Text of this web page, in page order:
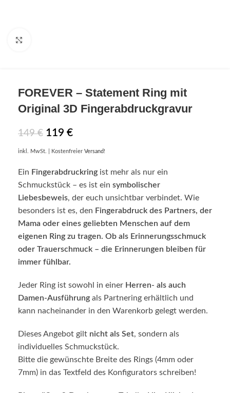
FOREVER – Statement Ring mit
Original 3D Fingerabdruckgravur
149€ 119 €
inkl. MwSt. | Kostenfreier Versand!
Ein Fingerabdruckring ist mehr als nur ein
Schmuckstück – es ist ein symbolischer
Liebesbeweis, der euch unsichtbar verbindet. Wie
besonders ist es, den Fingerabdruck des Partners, der
Mama oder eines geliebten Menschen auf dem
eigenen Ring zu tragen. Ob als Erinnerungsschmuck
oder Trauerschmuck – die Erinnerungen bleiben für
immer fühlbar.
Jeder Ring ist sowohl in einer Herren- als auch
Damen-Ausführung als Partnering erhältlich und
kann nacheinander in den Warenkorb gelegt werden.
Dieses Angebot gilt nicht als Set, sondern als
individuelles Schmuckstück.
Bitte die gewünschte Breite des Rings (4mm oder
7mm) in das Textfeld des Konfigurators schreiben!